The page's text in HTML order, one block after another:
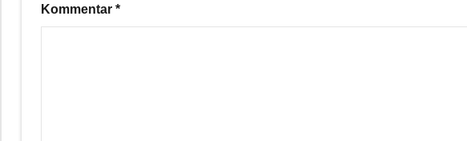
Kommentar *